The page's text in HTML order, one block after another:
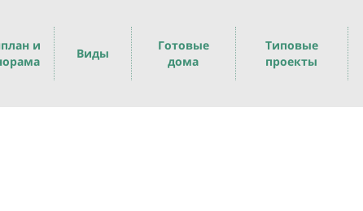
и
Виды
Готовые
дома
Типовые
проекты